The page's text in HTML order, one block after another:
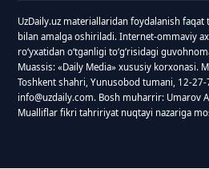
UzDaily.uz materiallaridan foydalanish
bilan amalga oshiriladi. Internet-ommaviy
roʻyxatidan oʻtganligi toʻgʻrisidagi
Muassis: «Daily Media» xususiy korxonasi.
Toshkent shahri, Yunusobod tumani, 12-
info@uzdaily.com. Bosh muharrir: Umarov
Mualliflar fikri tahririyat nuqtayi nazariga